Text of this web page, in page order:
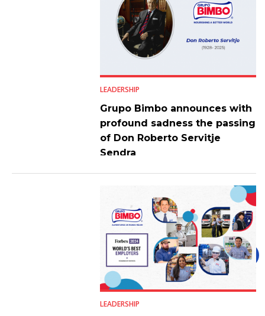
LEADERSHIP
Grupo Bimbo announces with
profound sadness the passing
of Don Roberto Servitje
Sendra
LEADERSHIP